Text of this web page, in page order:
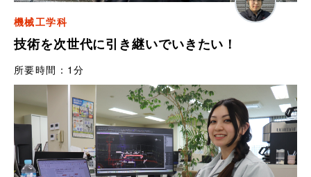
機械工学科
技術を次世代に引き継いでいきたい！
所要時間： 1分